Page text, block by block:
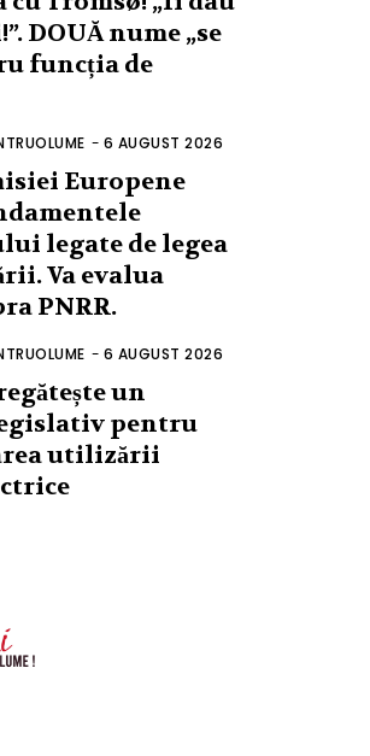
DOUĂ nume „se
funcția de
- 6 AUGUST 2026
Europene
legate de legea
Va evalua
PNRR.
- 6 AUGUST 2026
un
pentru
utilizării